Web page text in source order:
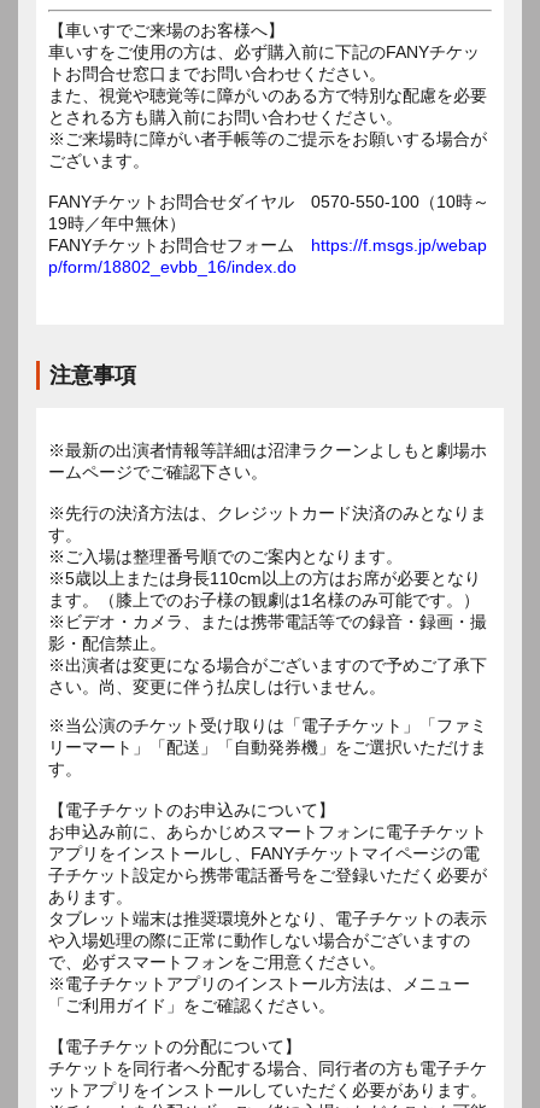
【車いすでご来場のお客様へ】
車いすをご使用の方は、必ず購入前に下記のFANYチケッ
トお問合せ窓口までお問い合わせください。
また、視覚や聴覚等に障がいのある方で特別な配慮を必要
とされる方も購入前にお問い合わせください。
※ご来場時に障がい者手帳等のご提示をお願いする場合が
ございます。
FANYチケットお問合せダイヤル 0570-550-100（10時～
19時／年中無休）
FANYチケットお問合せフォーム https://f.msgs.jp/webap
p/form/18802_evbb_16/index.do
注意事項
※最新の出演者情報等詳細は沼津ラクーンよしもと劇場ホ
ームページでご確認下さい。
※先行の決済方法は、クレジットカード決済のみとなりま
す。
※ご入場は整理番号順でのご案内となります。
※5歳以上または身長110cm以上の方はお席が必要となり
ます。（膝上でのお子様の観劇は1名様のみ可能です。）
※ビデオ・カメラ、または携帯電話等での録音・録画・撮
影・配信禁止。
※出演者は変更になる場合がございますので予めご了承下
※当公演のチケット受け取りは「電子チケット」「ファミ
リーマート」「配送」「自動発券機」をご選択いただけま
す。
【電子チケットのお申込みについて】
お申込み前に、あらかじめスマートフォンに電子チケット
アプリをインストールし、FANYチケットマイページの電
子チケット設定から携帯電話番号をご登録いただく必要が
あります。
タブレット端末は推奨環境外となり、電子チケットの表示
や入場処理の際に正常に動作しない場合がございますの
で、必ずスマートフォンをご用意ください。
※電子チケットアプリのインストール方法は、メニュー
「ご利用ガイド」をご確認ください。
【電子チケットの分配について】
チケットを同行者へ分配する場合、同行者の方も電子チケ
ットアプリをインストールしていただく必要があります。